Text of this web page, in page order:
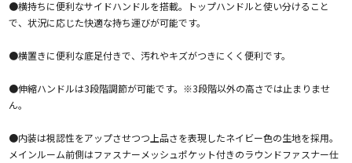
●横持ちに便利なサイドハンドルを搭載。トップハンドルと使い分けること
で、状況に応じた快適な持ち運びが可能です。
●横置きに便利な底足付きで、汚れやキズがつきにくく便利です。
●伸縮ハンドルは3段階調節が可能です。※3段階以外の高さでは止まりませ
ん。
●内装は視認性をアップさせつつ上品さを表現したネイビー色の生地を採用。
メインルーム前側はファスナーメッシュポケット付きのラウンドファスナー仕